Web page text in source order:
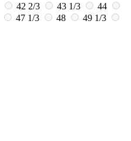
42 2/3 43 1/3
44
47 1/3 48
49 1/3